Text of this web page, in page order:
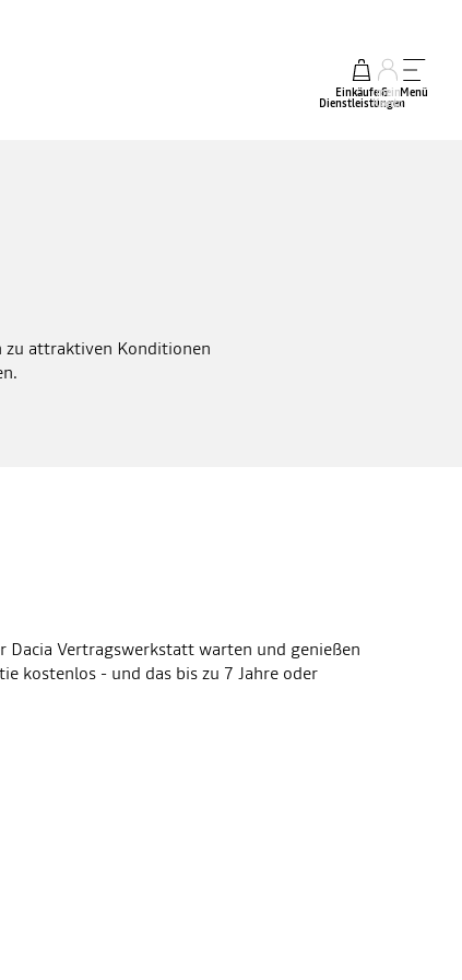
Einkäufe &
Dienstleistungen
mein
Konto
Menü
zu attraktiven Konditionen
Dacia Vertragswerkstatt warten und genießen
kostenlos - und das bis zu 7 Jahre oder